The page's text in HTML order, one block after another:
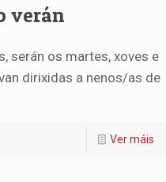
verán
serán os martes, xoves e
dirixidas a nenos/as de
Ver máis